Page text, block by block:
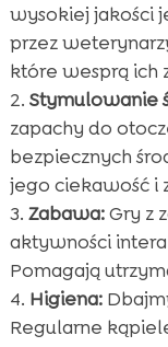
wysokiej jakości
przez
które wesprą ich
Stymulowanie
zapachy do
bezpiecznych
jego ciekawość i
Zabawa:Gry z
aktywności
Pomagają
Higiena:
Regularne